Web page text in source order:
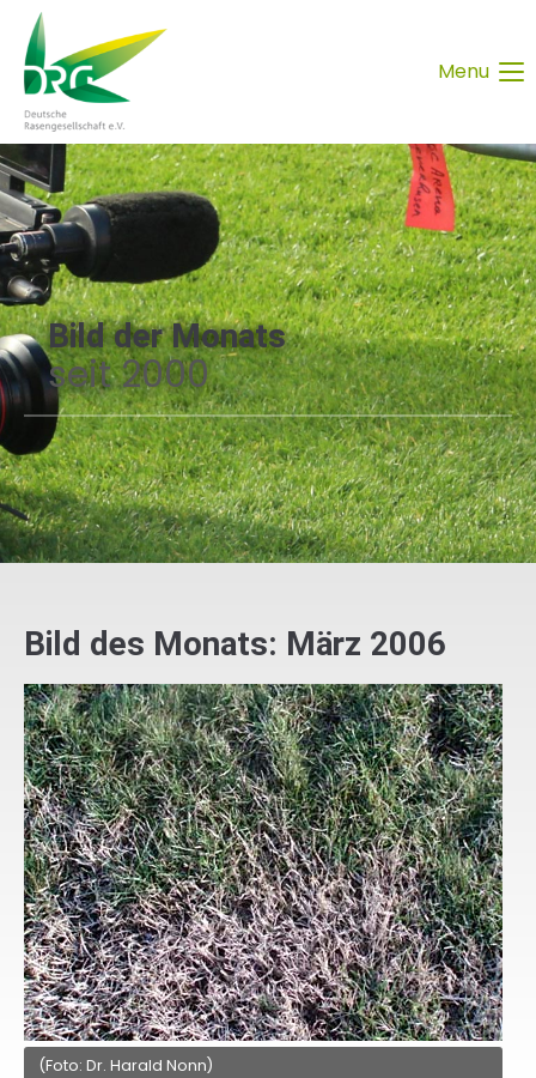
Menu
Bild der Monats
seit 2000
Bild des Monats: März 2006
(Foto: Dr. Harald Nonn)